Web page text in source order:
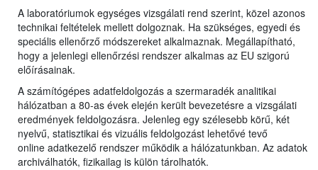
A laboratóriumok egységes vizsgálati rend szerint, közel azonos
technikai feltételek mellett dolgoznak. Ha szükséges, egyedi és
speciális ellenőrző módszereket alkalmaznak. Megállapítható,
hogy a jelenlegi ellenőrzési rendszer alkalmas az EU szigorú
előírásainak.
A számítógépes adatfeldolgozás a szermaradék analitikai
hálózatban a 80-as évek elején került bevezetésre a vizsgálati
eredmények feldolgozásra. Jelenleg egy szélesebb körű, két
nyelvű, statisztikai és vizuális feldolgozást lehetővé tevő
online adatkezelő rendszer működik a hálózatunkban. Az adatok
archiválhatók, fizikailag is külön tárolhatók.